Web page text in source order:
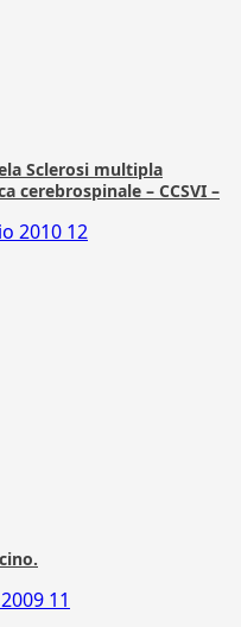
Sclerosi multipla
cerebrospinale – CCSVI –
2010 12
11